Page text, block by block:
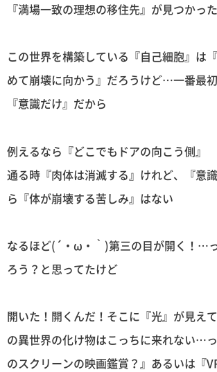
『満場一致の理想の移住先』が見つかっ
この世界を構築している『自己細胞』は
めて崩壊に向かう』だろうけど…一番最
『意識だけ』だから
例えるなら『どこでもドアの向こう側』
通る時『肉体は消滅する』けれど、『意
ら『体が崩壊する苦しみ』はない
なるほど(´・ω・｀)第三の目が開く！…
ろう？と思ってたけど
開いた！開くんだ！そこに『光』が見え
の異世界の化け物はこっちに来れない…
のスクリーンの映画鑑賞？』あるいは『